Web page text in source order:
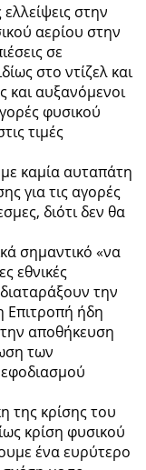
στην
αερίου στην
σε
στο ντίζελ και
αυξανόμενοι
φυσικού
τιμές
καμία αυταπάτη
για τις αγορές
διότι δεν θα
σημαντικό «να
εθνικές
την
Επιτροπή ήδη
την αποθήκευση
των
της κρίσης του
κρίση φυσικού
ένα ευρύτερο